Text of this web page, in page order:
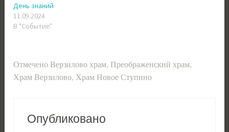
День знаний
11.09.2024
В "Событие"
Отмечено Верзилово храм, Преображенский храм,
Храм Верзилово,Храм Новое Ступино
Опубликовано